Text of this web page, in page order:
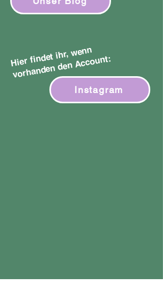
Hier findet ihr,
wenn
vorhanden den
Account:
Instagram